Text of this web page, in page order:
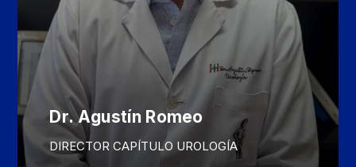
Dr. Agustín Romeo
DIRECTOR CAPÍTULO UROLOGÍA